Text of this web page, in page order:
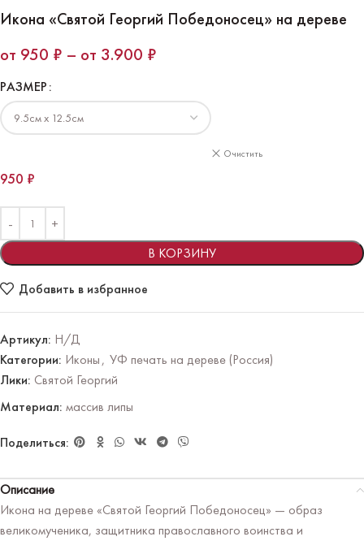
Икона «Святой Георгий Победоносец» на дереве
950 ₽ – 3.900 ₽
РАЗМЕР
Очистить
950 ₽
В КОРЗИНУ
Добавить в избранное
Артикул: Н/Д
Категории: Иконы, УФ печать на дереве (Россия)
Лики: Святой Георгий
Материал: массив липы
Поделиться:
Описание
Икона на дереве «Святой Георгий Победоносец» — образ
великомученика, защитника православного воинства и